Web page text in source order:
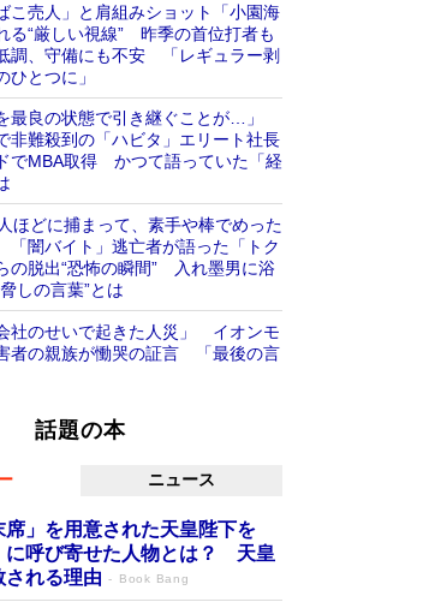
こ売人」と肩組みショット「小園海
る“厳しい視線” 昨季の首位打者も
調、守備にも不安 「レギュラー剥
ひとつに」
を最良の状態で引き継ぐことが…」
非難殺到の「ハビタ」エリート社長
でMBA取得 かつて語っていた「経
ほどに捕まって、素手や棒でめった
闇バイト」逃亡者が語った「トク
の脱出“恐怖の瞬間” 入れ墨男に浴
しの言葉”とは
社のせいで起きた人災」 イオンモ
者の親族が慟哭の証言 「最後の言
話題の本
ニュース
席」を用意された天皇陛下を
に呼び寄せた人物とは？ 天皇
される理由
Book Bang